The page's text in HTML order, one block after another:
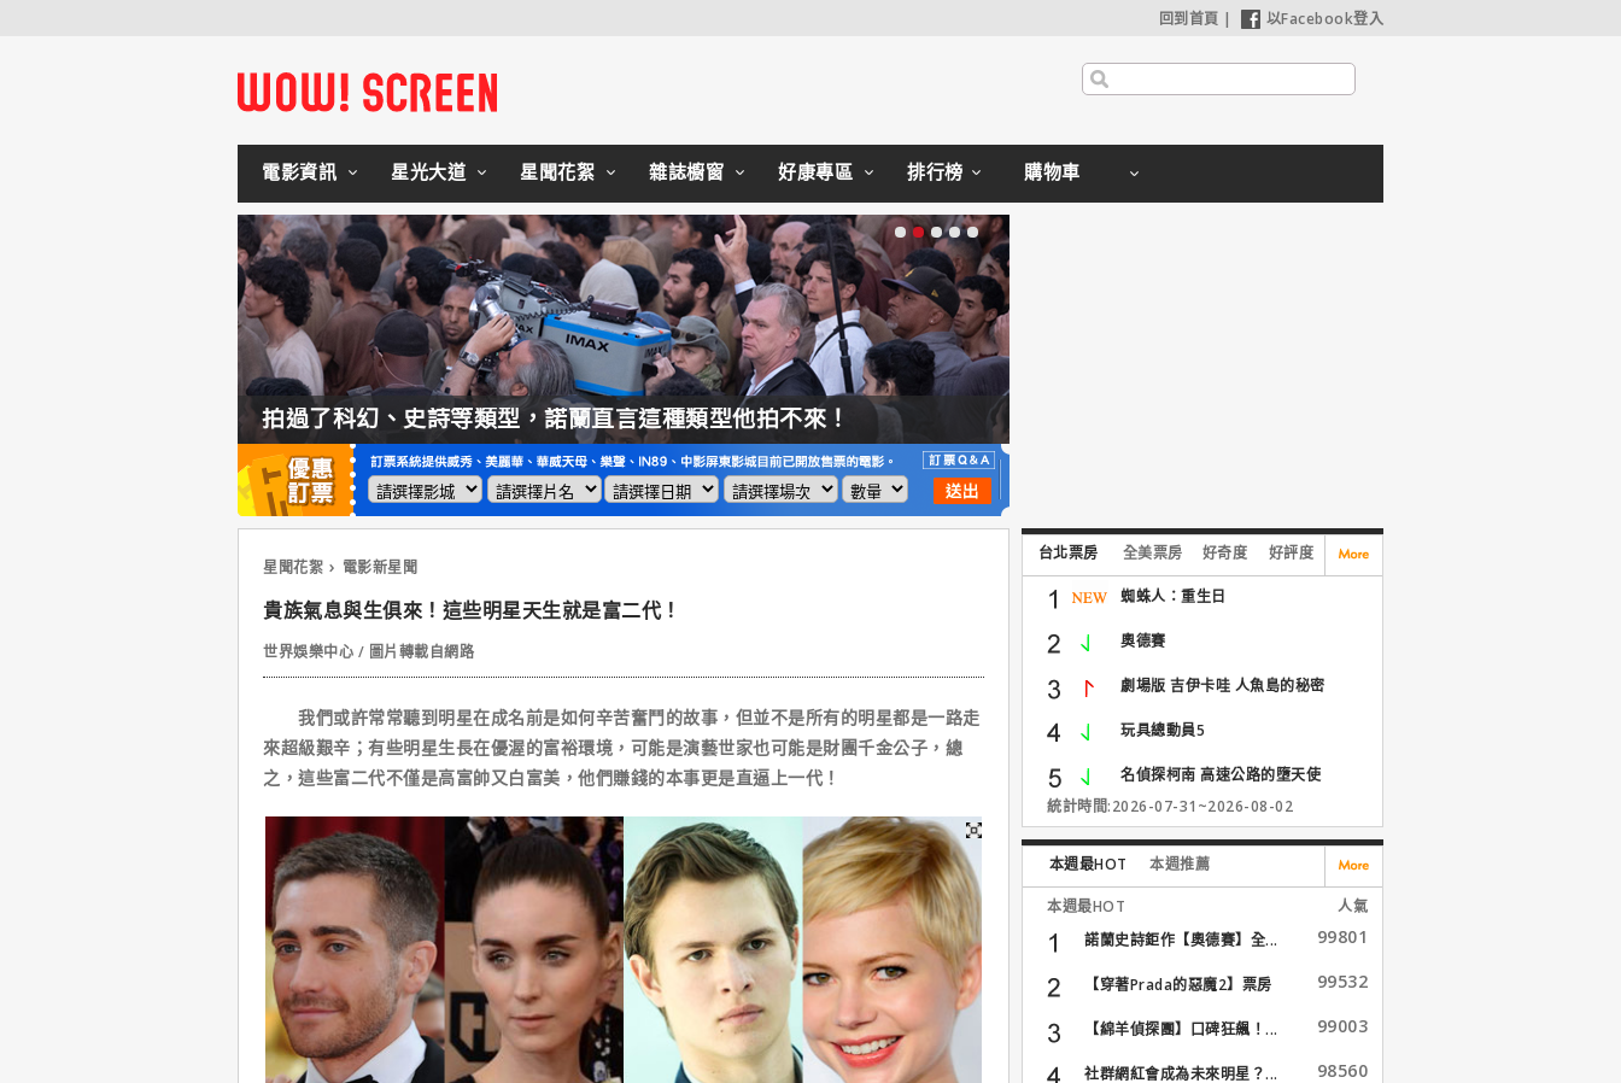
回到首頁 | 以Facebook登入
電影資訊 星光大道 星聞花絮 雜誌櫥窗 好康專區 排行榜 購物車
拍過了科幻、史詩等類型，諾蘭直言這種類型他拍不來！
星聞花絮 電影新星聞
貴族氣息與生俱來！這些明星天生就是富二代！
世界娛樂中心 / 圖片轉載自網路
我們或許常常聽到明星在成名前是如何辛苦奮鬥的故事，但並不是所有的明星都是一路走
來超級艱辛；有些明星生長在優渥的富裕環境，可能是演藝世家也可能是財團千金公子，總
之，這些富二代不僅是高富帥又白富美，他們賺錢的本事更是直逼上一代！
台北票房 全美票房 好奇度 好評度
蜘蛛人：重生日
奧德賽
劇場版 吉伊卡哇 人魚島的秘密
玩具總動員5
名偵探柯南 高速公路的墮天使
統計時間:2026-07-31~2026-08-02
本週最HOT 本週推薦
本週最HOT
人氣
諾蘭史詩鉅作【奧德賽】全...
99801
【穿著Prada的惡魔2】票房
99532
【綿羊偵探團】口碑狂飆！... 99003
社群網紅會成為未來明星？... 98560